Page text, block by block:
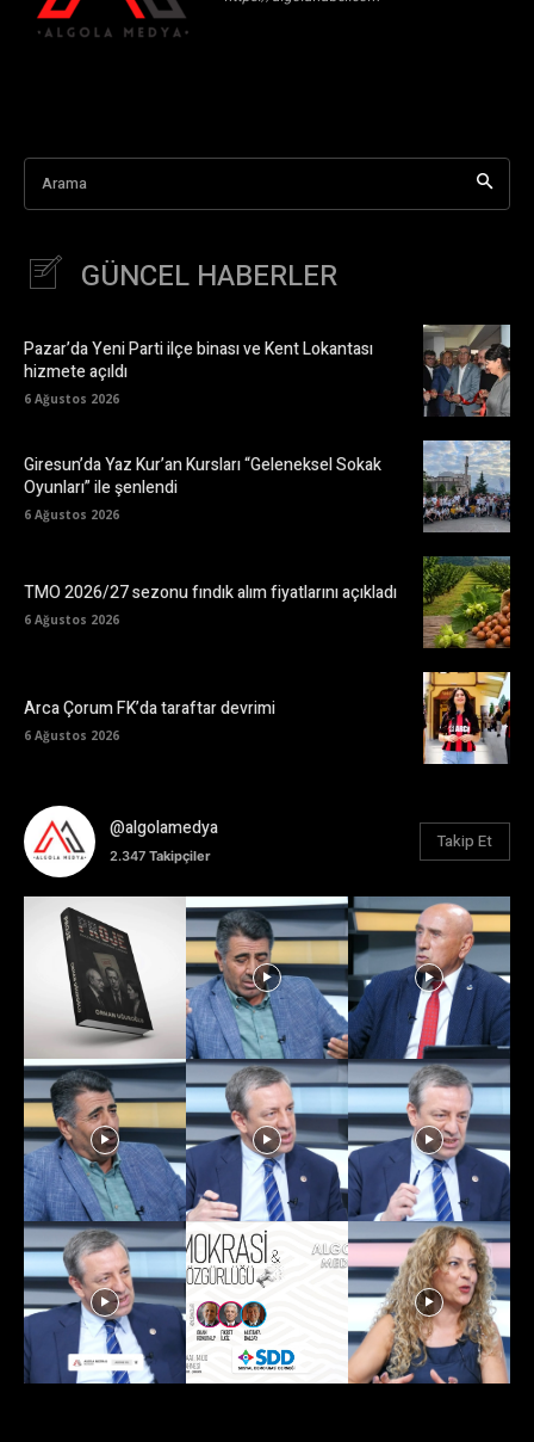
Arama
GÜNCEL HABERLER
Pazar’da Yeni Parti ilçe binası ve Kent Lokantası
hizmete açıldı
6 Ağustos 2026
Giresun’da Yaz Kur’an Kursları “Geleneksel Sokak
Oyunları” ile şenlendi
6 Ağustos 2026
TMO 2026/27 sezonu fındık alım fiyatlarını açıkladı
6 Ağustos 2026
Arca Çorum FK’da taraftar devrimi
6 Ağustos 2026
@algolamedya
2.347 Takipçiler
Takip Et